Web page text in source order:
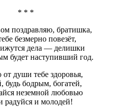
* * *
поздравляю, братишка,
безмерно повезёт,
дела — делишки
будет наступивший год.
души тебе здоровья,
будь бодрым, богатей,
неземной любовью
радуйся и молодей!